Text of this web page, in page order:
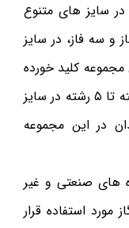
سایز های متنوع
و سه فاز، در سایز
کلید خورده
است. کابل های افشان در انواع تک رشته تا ۵ رشته در سایز
در این مجموعه
های صنعتی و غیر
استفاده قرار